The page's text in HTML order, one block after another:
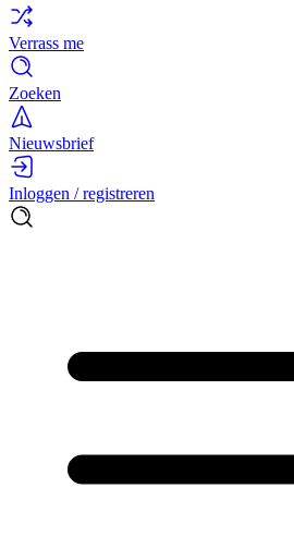
Verrass me
Zoeken
Nieuwsbrief
Inloggen / registreren